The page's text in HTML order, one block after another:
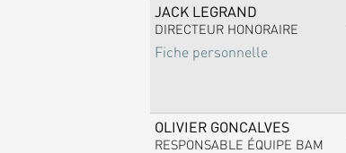
JACK LEGRAND
DIRECTEUR HONORAIRE
Fiche personnelle
OLIVIER GONCALVES
RESPONSABLE ÉQUIPE BAM